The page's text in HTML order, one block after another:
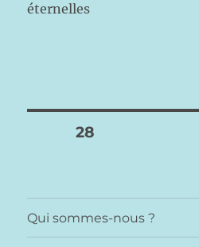
éternelles
Pagination
publications
PAGE28
Qui sommes-nous ?